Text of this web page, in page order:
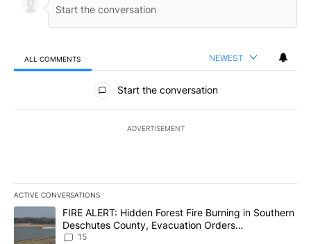
ALL COMMENTS NEWEST
All Comments
Start the conversation
ADVERTISEMENT
ACTIVE CONVERSATIONS
The following is a list of the most commented articles in the last
A trending article titled "FIRE ALERT: Hidden Forest Fire
FIRE ALERT: Hidden Forest Fire Burning in Southern
Deschutes County, Evacuation Orders
Implemented
15